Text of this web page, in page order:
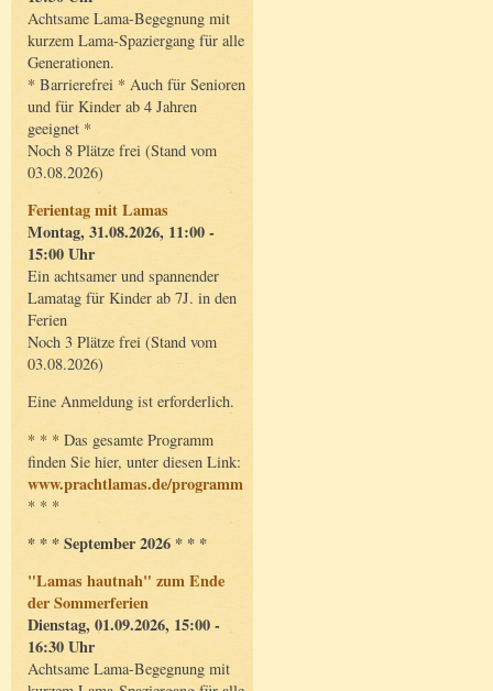
Achtsame Lama-Begegnung mit
kurzem Lama-Spaziergang für alle
Generationen.
* Barrierefrei * Auch für Senioren
und für Kinder ab 4 Jahren
geeignet *
Noch 8 Plätze frei (Stand vom
03.08.2026)
Ferientag mit Lamas
Montag, 31.08.2026, 11:00 -
15:00 Uhr
Ein achtsamer und spannender
Lamatag für Kinder ab 7J. in den
Ferien
Noch 3 Plätze frei (Stand vom
03.08.2026)
Eine Anmeldung ist erforderlich.
* * * Das gesamte Programm
finden Sie hier, unter diesen Link:
www.prachtlamas.de/programm
* * *
* * * September 2026 * * *
"Lamas hautnah" zum Ende
der Sommerferien
Dienstag, 01.09.2026, 15:00 -
16:30 Uhr
Achtsame Lama-Begegnung mit